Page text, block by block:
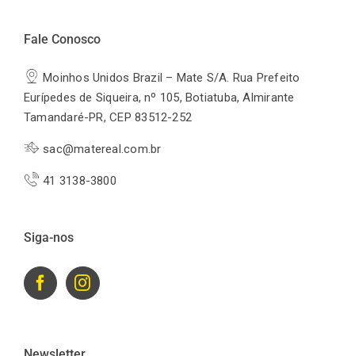
Fale Conosco
Moinhos Unidos Brazil – Mate S/A. Rua Prefeito
Eurípedes de Siqueira, nº 105, Botiatuba, Almirante
Tamandaré-PR, CEP 83512-252
sac@matereal.com.br
41 3138-3800
Siga-nos